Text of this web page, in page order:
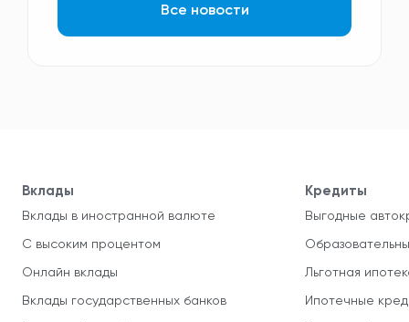
Все новости
Вклады
Вклады в иностранной валюте
С высоким процентом
Онлайн вклады
Вклады государственных банков
Кредиты
Выгодные
Льготная
Ипотечные